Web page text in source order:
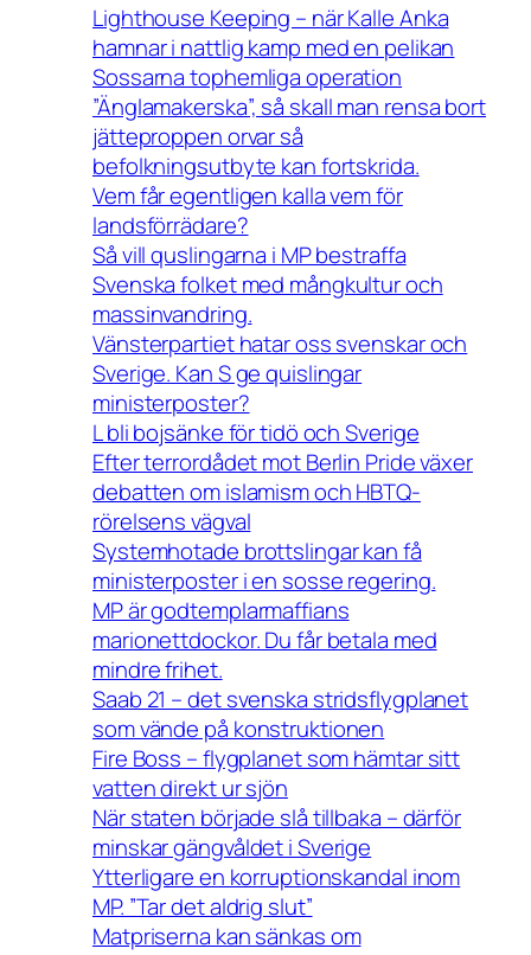
Lighthouse Keeping – när Kalle Anka
hamnar i nattlig kamp med en pelikan
Sossarna tophemliga operation
”Änglamakerska”, så skall man rensa bort
jätteproppen orvar så
befolkningsutbyte kan fortskrida.
Vem får egentligen kalla vem för
landsförrädare?
Så vill quslingarna i MP bestraffa
Svenska folket med mångkultur och
massinvandring.
Vänsterpartiet hatar oss svenskar och
Sverige. Kan S ge quislingar
ministerposter?
L bli bojsänke för tidö och Sverige
Efter terrordådet mot Berlin Pride växer
debatten om islamism och HBTQ-
rörelsens vägval
Systemhotade brottslingar kan få
ministerposter i en sosse regering.
MP är godtemplarmaffians
marionettdockor. Du får betala med
mindre frihet.
Saab 21 – det svenska stridsflygplanet
som vände på konstruktionen
Fire Boss – flygplanet som hämtar sitt
vatten direkt ur sjön
När staten började slå tillbaka – därför
minskar gängvåldet i Sverige
Ytterligare en korruptionskandal inom
MP. ”Tar det aldrig slut”
Matpriserna kan sänkas om